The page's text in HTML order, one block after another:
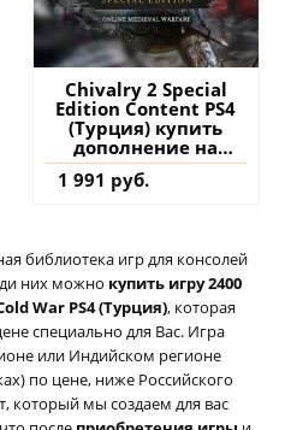
Chivalry 2 Special
Edition Content PS4
(Турция) купить
дополнение на
аккаунт
1 991 руб.
библиотека игр для консолей
них можно купить игру 2400
War PS4 (Турция), которая
специально для Вас. Игра
или Индийском регионе
по цене, ниже Российского
который мы создаем для вас